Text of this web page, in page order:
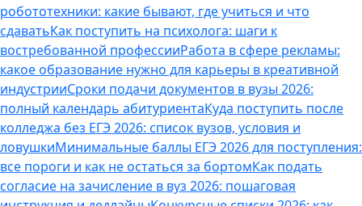
робототехники: какие бывают, где учиться и что
сдаватьКак поступить на психолога: шаги к
востребованной профессииРабота в сфере рекламы:
какое образование нужно для карьеры в креативной
индустрииСроки подачи документов в вузы 2026:
полный календарь абитуриентаКуда поступить после
колледжа без ЕГЭ 2026: список вузов, условия и
ловушкиМинимальные баллы ЕГЭ 2026 для поступления:
все пороги и как не остаться за бортомКак подать
согласие на зачисление в вуз 2026: пошаговая